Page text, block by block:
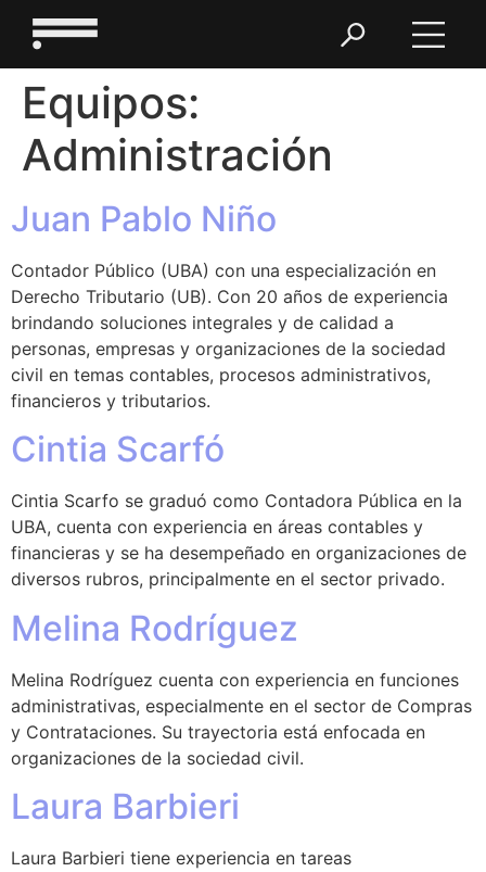
Equipos:
Administración
Juan Pablo Niño
Contador Público (UBA) con una especialización en
Derecho Tributario (UB). Con 20 años de experiencia
brindando soluciones integrales y de calidad a
personas, empresas y organizaciones de la sociedad
civil en temas contables, procesos administrativos,
financieros y tributarios.
Cintia Scarfó
Cintia Scarfo se graduó como Contadora Pública en la
UBA, cuenta con experiencia en áreas contables y
financieras y se ha desempeñado en organizaciones de
diversos rubros, principalmente en el sector privado.
Melina Rodríguez
Melina Rodríguez cuenta con experiencia en funciones
administrativas, especialmente en el sector de Compras
y Contrataciones. Su trayectoria está enfocada en
organizaciones de la sociedad civil.
Laura Barbieri
Laura Barbieri tiene experiencia en tareas